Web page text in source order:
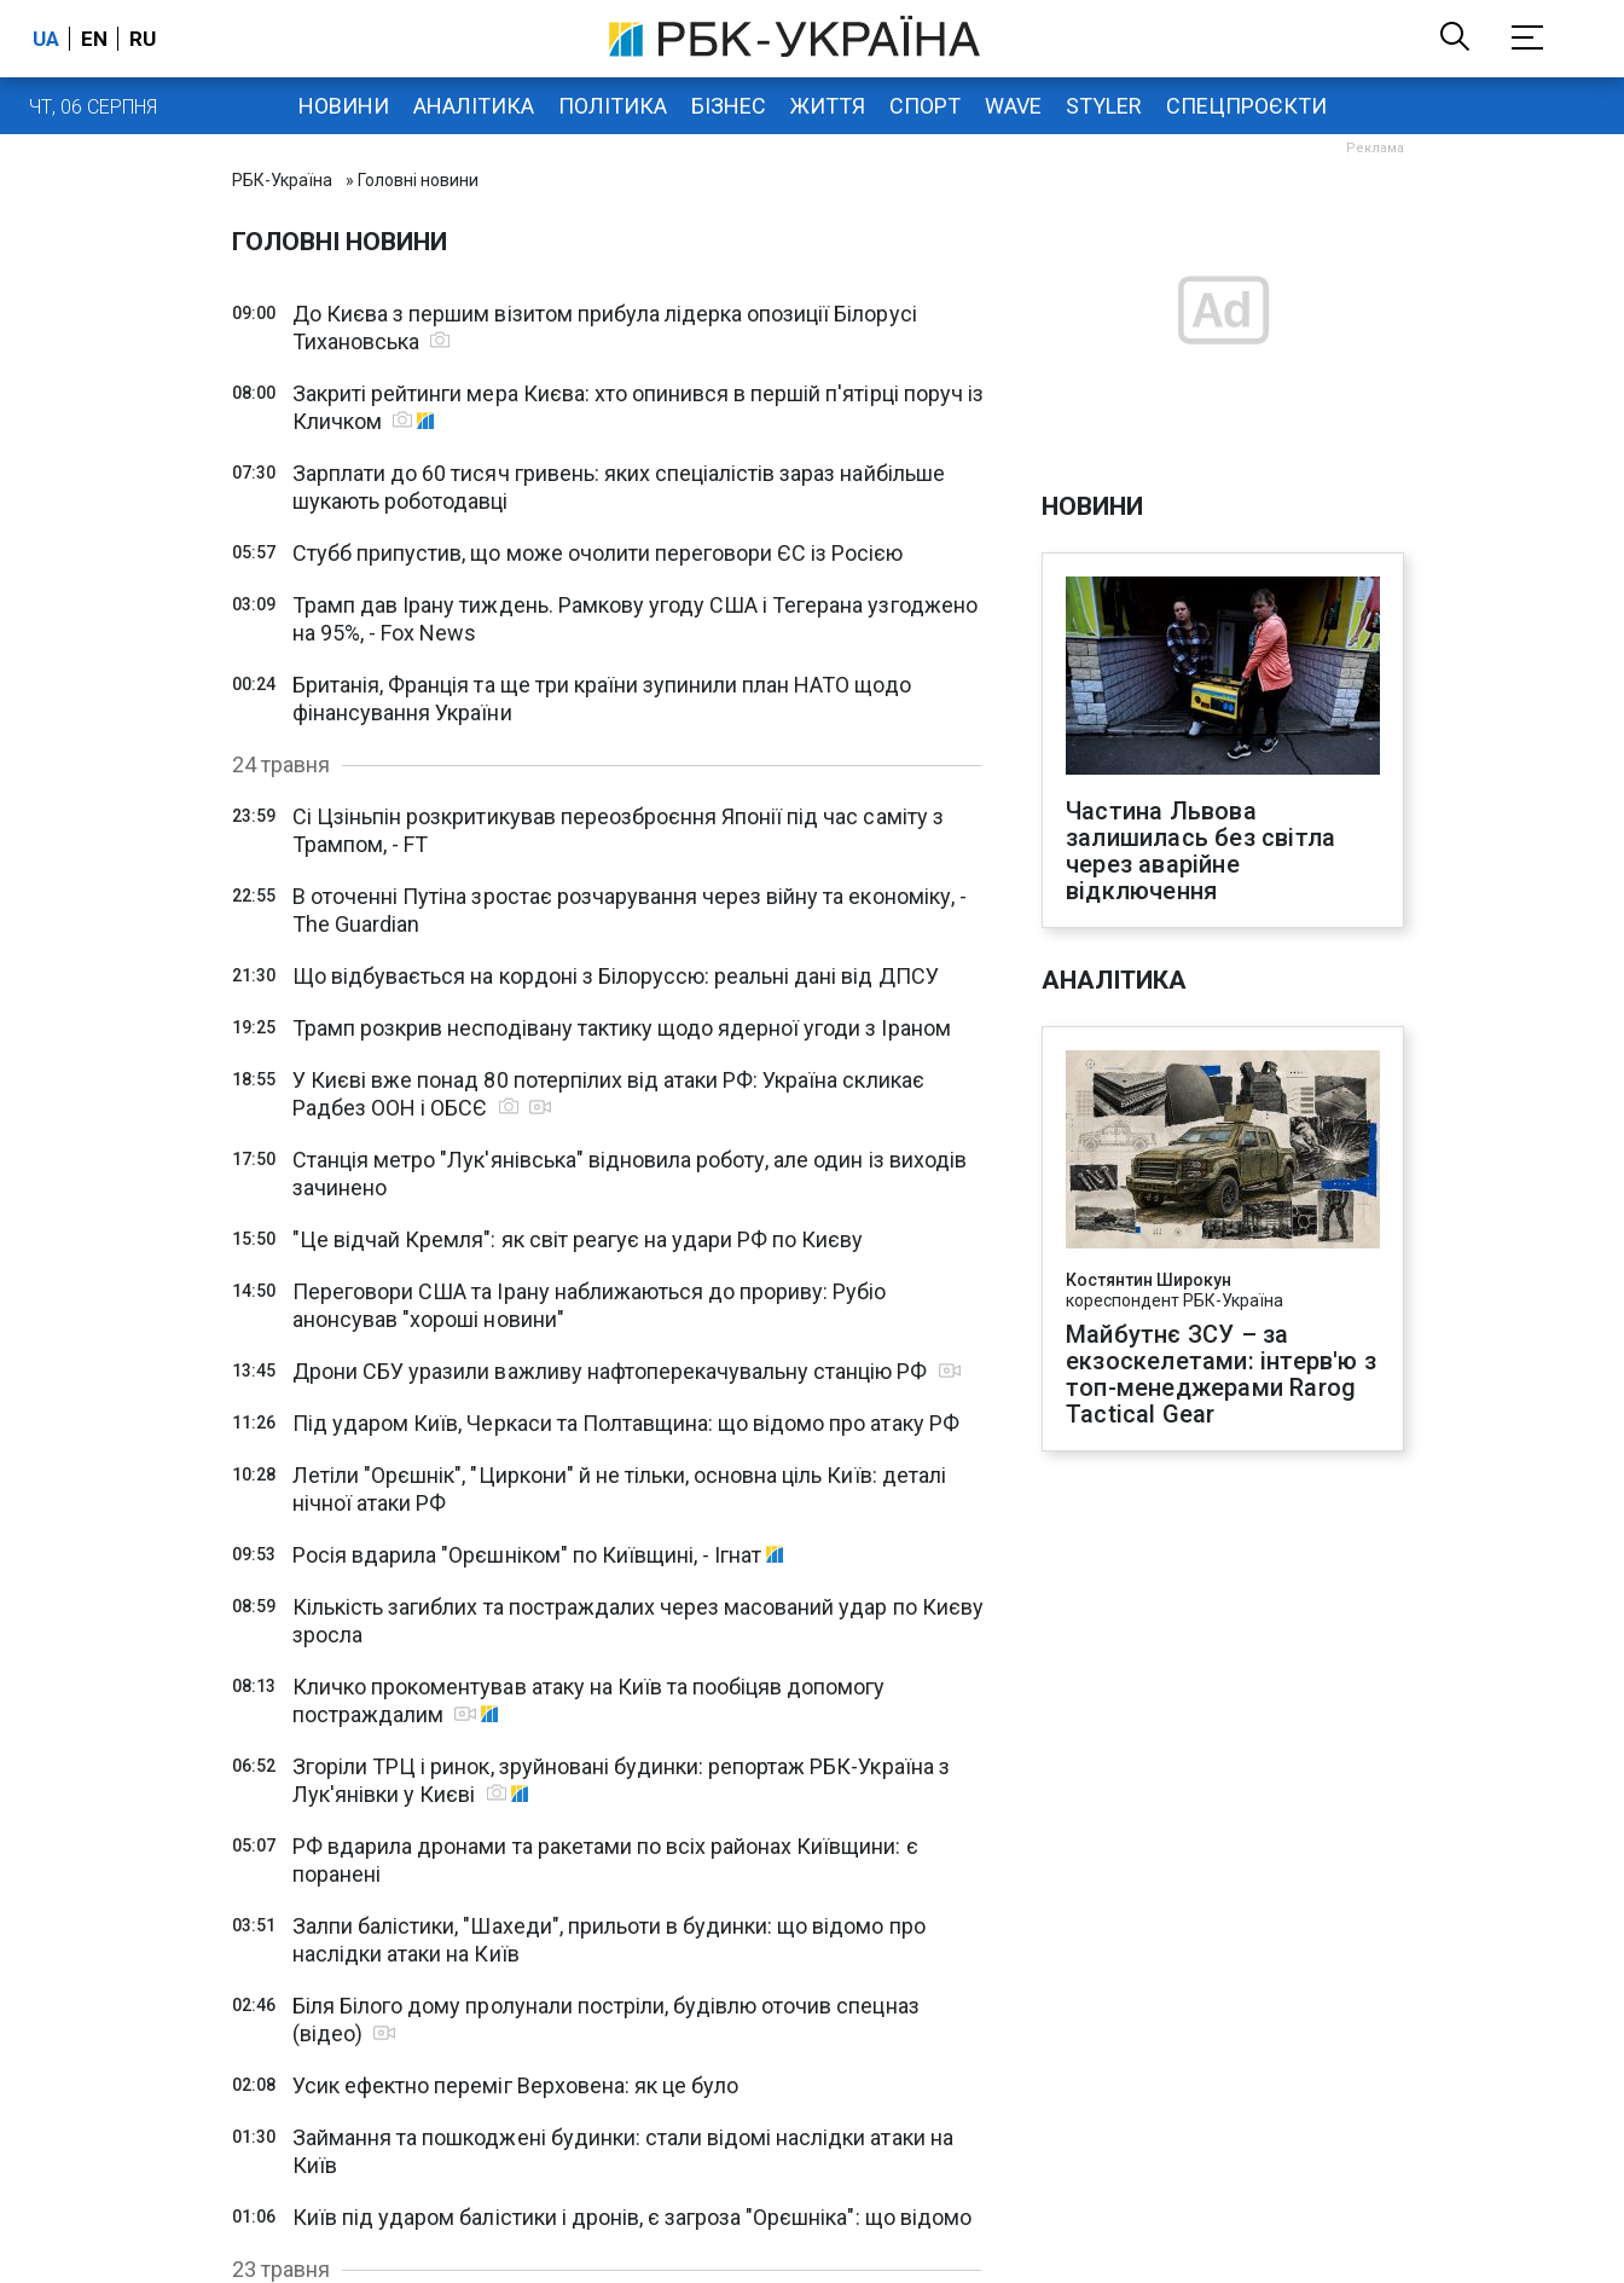
UA EN RU
ЧТ, 06 СЕРПНЯ НОВИНИ АНАЛІТИКА ПОЛІТИКА БІЗНЕС ЖИТТЯ СПОРТ WAVE STYLER СПЕЦПРОЄКТИ
РБК-Україна » Головні новини
ГОЛОВНІ НОВИНИ
09:00
До Києва з першим візитом прибула лідерка опозиції Білорусі
Тихановська
08:00
Закриті рейтинги мера Києва: хто опинився в першій п'ятірці поруч із
Кличком
07:30
Зарплати до 60 тисяч гривень: яких спеціалістів зараз найбільше
шукають роботодавці
05:57 Стубб припустив, що може очолити переговори ЄС із Росією
03:09
Трамп дав Ірану тиждень. Рамкову угоду США і Тегерана узгоджено
на 95%, - Fox News
00:24
Британія, Франція та ще три країни зупинили план НАТО щодо
фінансування України
24 травня
23:59
Сі Цзіньпін розкритикував переозброєння Японії під час саміту з
Трампом, - FT
22:55
В оточенні Путіна зростає розчарування через війну та економіку, -
The Guardian
21:30 Що відбувається на кордоні з Білоруссю: реальні дані від ДПСУ
19:25 Трамп розкрив несподівану тактику щодо ядерної угоди з Іраном
18:55
У Києві вже понад 80 потерпілих від атаки РФ: Україна скликає
Радбез ООН і ОБСЄ
17:50
Станція метро "Лук'янівська" відновила роботу, але один із виходів
зачинено
15:50 "Це відчай Кремля": як світ реагує на удари РФ по Києву
14:50
Переговори США та Ірану наближаються до прориву: Рубіо
анонсував "хороші новини"
13:45 Дрони СБУ уразили важливу нафтоперекачувальну станцію РФ
11:26 Під ударом Київ, Черкаси та Полтавщина: що відомо про атаку РФ
10:28
Летіли "Орєшнік", "Циркони" й не тільки, основна ціль Київ: деталі
нічної атаки РФ
09:53 Росія вдарила "Орєшніком" по Київщині, - Ігнат
08:59
Кількість загиблих та постраждалих через масований удар по Києву
зросла
08:13
Кличко прокоментував атаку на Київ та пообіцяв допомогу
постраждалим
06:52
Згоріли ТРЦ і ринок, зруйновані будинки: репортаж РБК-Україна з
Лук'янівки у Києві
05:07
РФ вдарила дронами та ракетами по всіх районах Київщини: є
поранені
03:51
Залпи балістики, "Шахеди", прильоти в будинки: що відомо про
наслідки атаки на Київ
02:46
Біля Білого дому пролунали постріли, будівлю оточив спецназ
(відео)
02:08 Усик ефектно переміг Верховена: як це було
01:30
Займання та пошкоджені будинки: стали відомі наслідки атаки на
Київ
01:06 Київ під ударом балістики і дронів, є загроза "Орєшніка": що відомо
23 травня
НОВИНИ
Частина Львова
залишилась без світла
через аварійне
відключення
АНАЛІТИКА
Костянтин Широкун
кореспондент РБК-Україна
Майбутнє ЗСУ – за
екзоскелетами: інтерв'ю з
топ-менеджерами Rarog
Tactical Gear